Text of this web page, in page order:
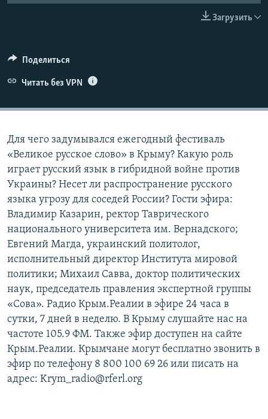
ELIFBE
УКРАИНСКАЯ ПРОБЛЕМА КРЫМА
Загрузить
Поделиться
Читать без VPN
Для чего задумывался ежегодный фестиваль
«Великое русское слово» в Крыму? Какую роль
играет русский язык в гибридной войне против
Украины? Несет ли распространение русского
языка угрозу для соседей России? Гости эфира:
Владимир Казарин, ректор Таврического
национального университета им. Вернадского;
Евгений Магда, украинский политолог,
исполнительный директор Института мировой
политики; Михаил Савва, доктор политических
наук, председатель правления экспертной группы
«Сова». Радио Крым.Реалии в эфире 24 часа в
сутки, 7 дней в неделю. В Крыму слушайте нас на
частоте 105.9 ФМ. Также эфир доступен на сайте
Крым.Реалии. Крымчане могут бесплатно звонить в
эфир по телефону 8 800 100 69 26 или писать на
адрес: Krym_radio@rferl.org